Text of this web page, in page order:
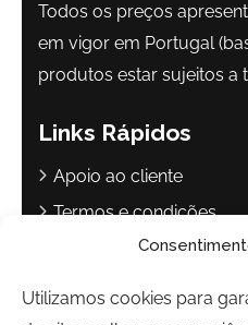
Utilizamos cookies para
Todos os preços
em vigor em Portugal
produtos estar sujeitos a
Links Rápidos
Apoio ao cliente
Termos e condições
Política de privacidade